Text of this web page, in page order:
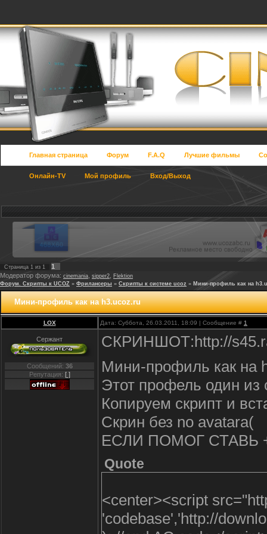
Главная страница Форум F.A.Q Лучшие фильмы
Онлайн-TV Мой профиль Вход/Выход
Страница 1 из 1
1
Модератор форума: cinemania sipper2
Flektion
Форум. Скрипты к UCOZ » Фрилансеры » Скрипты к системе ucoz » Мини-профиль как на
Мини-профиль как на h3.ucoz.ru
LOX Дата: Суббота, 26.03.2011, 18:09 | Сообщение # 1
Сержант
Сообщений: 36
Репутация: [ ]
CКРИНШОТ:http://
Мини-профиль как на
Этот профель один
Копируем скрипт и
Скрин без no avatara(
ЕСЛИ ПОМОГ СТАВЬ
Quote
<center><script
'codebase','http://